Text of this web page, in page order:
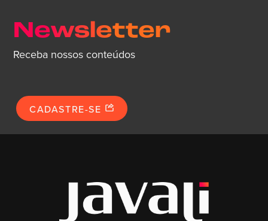
Newsletter
Receba nossos conteúdos
CADASTRE-SE